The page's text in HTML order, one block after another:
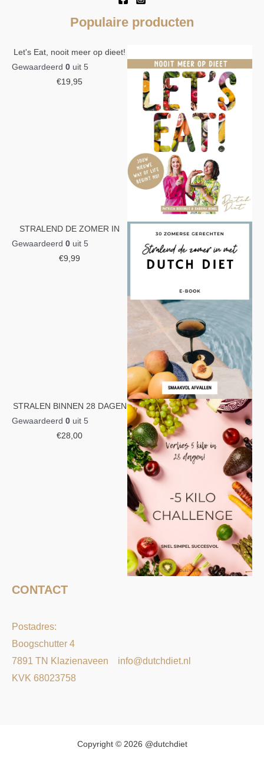
Populaire producten
Let's Eat, nooit meer op dieet!
Gewaardeerd 0 uit 5
€19,95
STRALEND DE ZOMER IN
Gewaardeerd 0 uit 5
€9,99
STRALEN BINNEN 28 DAGEN
Gewaardeerd 0 uit 5
€28,00
CONTACT
Postadres:
Boogschutter 4
7891 TN Klazienaveen info@dutchdiet.nl
KVK 68023758
Copyright © 2026 @dutchdiet